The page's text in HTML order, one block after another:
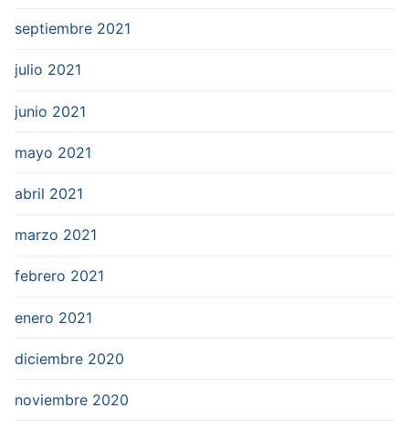
septiembre 2021
julio 2021
junio 2021
mayo 2021
abril 2021
marzo 2021
febrero 2021
enero 2021
diciembre 2020
noviembre 2020